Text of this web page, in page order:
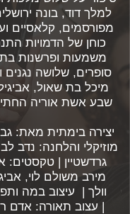
למלך דוד, בונה
מפורסמים, קלאסיים
כוחן של הדמויות
משמעות ופרשנות
סופרים, שלושה נגנים
מיכל בת שאול,
שבע אשת אוריה
יצירה בימתית מאת:
מוזיקלי והלחנה: נדב
גרדשטיין | טקסטים:
מירב משולם לוי,
וולך | עיצוב במה
| עצוב תאורה: אדם